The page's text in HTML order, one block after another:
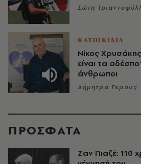
Σώτη
ΚΑΤΟΙΚΙΔΙΑ
Νίκος
είναι τα
άνθρωποι
Δήμητρα Γκρους
ΠΡΟΣΦΑΤΑ
Ζαν Πιαζέ: 110